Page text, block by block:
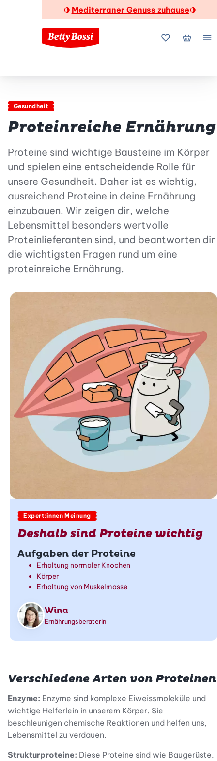
🍋 Mediterraner Genuss zuhause🍋
MeineMein
Gesundheit
Proteinreiche Ernährung
Proteine sind wichtige Bausteine im Körper
und spielen eine entscheidende Rolle für
unsere Gesundheit. Daher ist es wichtig,
ausreichend Proteine in deine Ernährung
einzubauen. Wir zeigen dir, welche
Lebensmittel besonders wertvolle
Proteinlieferanten sind, und beantworten dir
die wichtigsten Fragen rund um eine
proteinreiche Ernährung.
Expert:innen Meinung
Deshalb sind Proteine wichtig
Aufgaben der Proteine
Erhaltung normaler Knochen
Körper
Erhaltung von Muskelmasse
Wina
Ernährungsberaterin
Verschiedene Arten von Proteinen
Enzyme: Enzyme sind komplexe Eiweissmoleküle und
wichtige Helferlein in unserem Körper. Sie
beschleunigen chemische Reaktionen und helfen uns,
Lebensmittel zu verdauen.
Strukturproteine: Diese Proteine sind wie Baugerüste.